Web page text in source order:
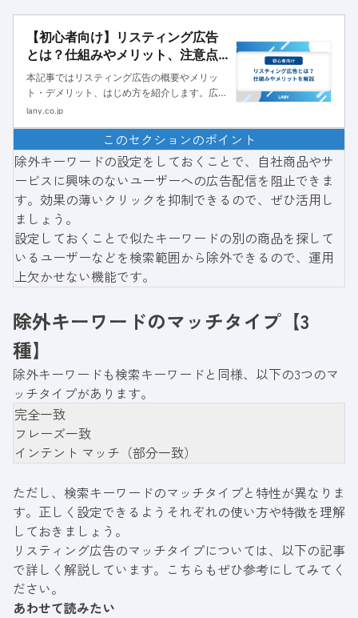
【初心者向け】リスティング広告
とは？仕組みやメリット、注意点
を簡単に解説
本記事ではリスティング広告の概要やメリッ
ト・デメリット、はじめ方を紹介します。広告
の向き不向きや運用するポイントを紹介するの
はぜひ参考にしてください。
lany.co.jp
このセクションのポイント
除外キーワードの設定をしておくことで、自社商品やサ
ービスに興味のないユーザーへの広告配信を阻止できま
す。効果の薄いクリックを抑制できるので、ぜひ活用し
ましょう。
設定しておくことで似たキーワードの別の商品を探して
いるユーザーなどを検索範囲から除外できるので、運用
上欠かせない機能です。
除外キーワードのマッチタイプ【3
種】
除外キーワードも検索キーワードと同様、以下の3つのマ
ッチタイプがあります。
完全一致
フレーズ一致
インテント マッチ（部分一致）
ただし、検索キーワードのマッチタイプと特性が異なりま
す。正しく設定できるようそれぞれの使い方や特徴を理解
しておきましょう。
リスティング広告のマッチタイプについては、以下の記事
で詳しく解説しています。こちらもぜひ参考にしてみてく
ださい。
あわせて読みたい